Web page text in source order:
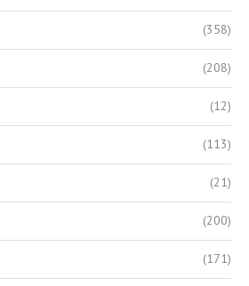
(358)
(208)
(12)
(113)
(21)
(200)
(171)